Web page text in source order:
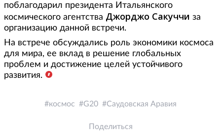
поблагодарил президента Итальянского
космического агентства Джорджо Сакуччи за
организацию данной встречи.
На встрече обсуждались роль экономики космоса
для мира, ее вклад в решение глобальных
проблем и достижение целей устойчивого
развития.
космос G20 Саудовская Аравия
Поделиться